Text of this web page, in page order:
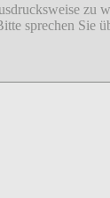
zu
sprechen Sie